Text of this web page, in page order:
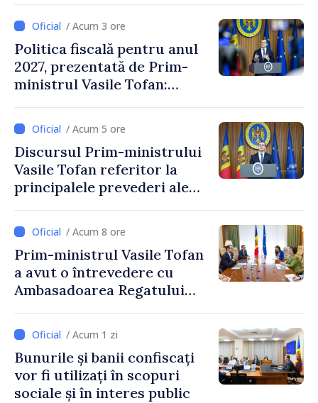
/ Acum 3 ore
Politica fiscală pentru anul
2027, prezentată de Prim-
ministrul Vasile Tofan:
stimularea investițiilor și o
taxare mai echitabilă
/ Acum 5 ore
Discursul Prim-ministrului
Vasile Tofan referitor la
principalele prevederi ale
2027
/ Acum 8 ore
Prim-ministrul Vasile Tofan
a avut o întrevedere cu
Ambasadoarea Regatului
Irlandei de Nord, Fern
Horine / Acum 1 zi
Bunurile și banii confiscați
vor fi utilizați în scopuri
sociale și în interes public